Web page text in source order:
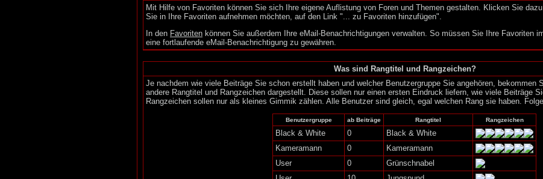
Mit Hilfe von Favoriten können Sie sich Ihre eigene Auflistung von Foren und Themen gestalten. Klicken Sie
Sie in Ihre Favoriten aufnehmen möchten, auf den Link "... zu Favoriten hinzufügen".
In den Favoriten können Sie außerdem Ihre eMail-Benachrichtigungen verwalten. So müssen Sie Ihre Favoriten
eine fortlaufende eMail-Benachrichtigung zu gewähren.
Was sind Rangtitel und Rangzeichen?
Je nachdem wie viele Beiträge Sie schon erstellt haben und welcher Benutzergruppe Sie angehören, bekommen
andere Rangtitel und Rangzeichen dargestellt. Diese sollen nur einen ersten Eindruck liefern, wie viele Beiträge
Rangzeichen sollen nur als kleines Gimmik zählen. Alle Benutzer sind gleich, egal welchen Rang sie haben.
Benutzergruppe ab Beiträge Rangtitel Rangzeichen
Black & White 0
Black & White
Kameramann
0
Kameramann
User
0
Grünschnabel